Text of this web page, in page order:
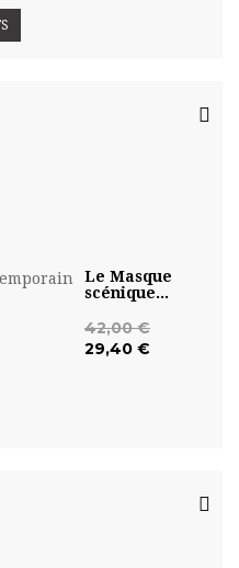
Le Masque
scénique...
42,00 €
29,40 €